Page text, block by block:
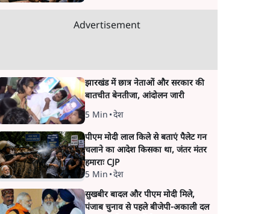
Advertisement
झारखंड में छात्र नेताओं और सरकार की
बातचीत बेनतीजा, आंदोलन जारी
5 Min •देश
पीएम मोदी लाल किले से बताएं पैलेट गन
चलाने का आदेश किसका था, जंतर मंतर
हमाराः CJP
5 Min •देश
सुखबीर बादल और पीएम मोदी मिले,
पंजाब चुनाव से पहले बीजेपी-अकाली दल